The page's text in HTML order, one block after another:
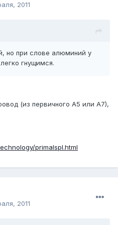
2011
но при слове алюминий у
гнущимся.
(из первичного А5 или А7),
primalspl.html
2011